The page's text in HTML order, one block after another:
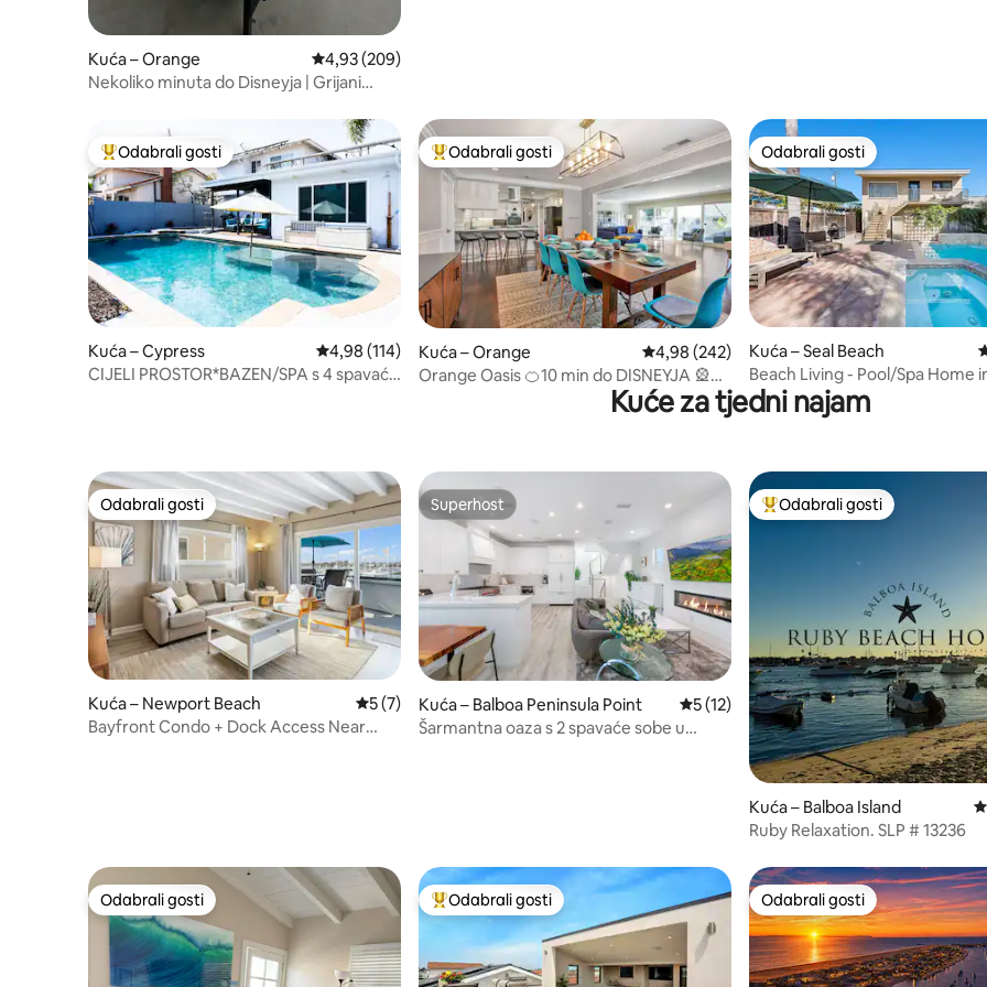
Kuća – Orange Prosječna ocjena: 4,93/5, recenzija: 209
4,93 (209)
Nekoliko minuta do Disneyja | Grijani
Među najviše rangiranima s oznakom „Odabrali gosti”
Odabrali gosti
Kuća – Cypress Prosječna ocjena: 4,98/5, recenzija: 114
4,98 (114)
CIJELI PROSTOR*BAZEN/SPA s 4 spavaće
Među najviše rangiranima s oznakom „Odabrali gosti”
Odabrali gosti
Kuća – Orange Prosječna ocjena: 4,98/5, recenzija: 242
4,98 (242)
Orange Oasis 🍊10 min do DISNEYJA 🎡
Prostrani dom s bazenom
Odabrali gosti
Odabrali gosti
Kuća – Seal Beach
Beach Living - Pool/Spa Home
Beach
Kuće za tjedni najam
Odabrali gosti
Odabrali gosti
Kuća – Newport Beach Prosječna ocjena: 5/5, recenzija: 7
5 (7)
Bayfront Condo + Dock Access Near
Superhost
Superhost
Kuća – Balboa Peninsula Point Prosječna ocjena: 5/5, recenzija: 12
5 (12)
Šarmantna oaza s 2 spavaće sobe u
Među najviše rangiranima s
Odabrali gosti
Kuća – Balboa Island
Ruby Relaxation. SLP # 13236
Odabrali gosti
Odabrali gosti Među najviše rangiranima s oznakom „Odabrali gosti”
Odabrali gosti Odabrali gosti
Odabrali gosti